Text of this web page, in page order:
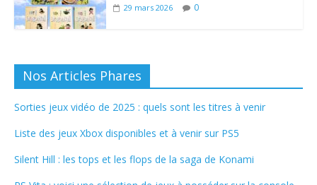
29 mars 2026 0
Nos Articles Phares
Sorties jeux vidéo de 2025 : quels sont les titres à venir
Liste des jeux Xbox disponibles et à venir sur PS5
Silent Hill : les tops et les flops de la saga de Konami